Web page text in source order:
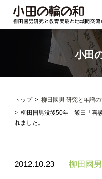
小田
トップ
柳田國男 研究と年譜
柳田国男没後50年 飯田「喜
れました。
2012.10.23 柳田國